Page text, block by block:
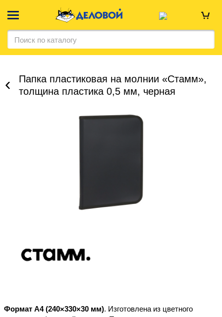
Папка пластиковая на молнии «Стамм»,
толщина пластика 0,5 мм, черная
Уже купили
Формат А4 (240×330×30 мм). Изготовлена из цветного